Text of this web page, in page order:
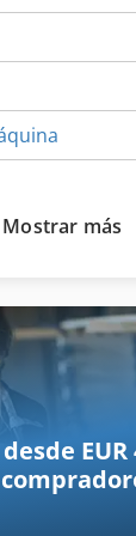
Papel
Vial
Mostrar más
EUR